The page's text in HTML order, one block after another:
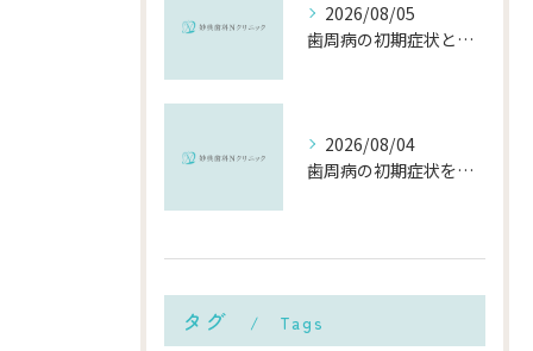
2026/08/05
歯周病の初期症状と千葉県市川市で早期に対策を始めるポイント
2026/08/04
歯周病の初期症状を見逃さないために知っておきたいポイントと対策
タグ Tags